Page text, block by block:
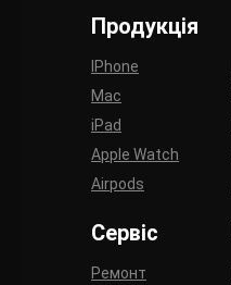
Продукція
IPhone
Mac
iPad
Apple Watch
Airpods
Сервіс
Ремонт